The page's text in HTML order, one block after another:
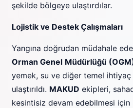
şekilde bölgeye ulaştırdılar.
Lojistik ve Destek Çalışmaları
Yangına doğrudan müdahale
Orman Genel Müdürlüğü
yemek, su ve diğer temel ihtiyaç
ulaştırıldı. MAKUD ekipleri,
kesintisiz devam edebilmesi